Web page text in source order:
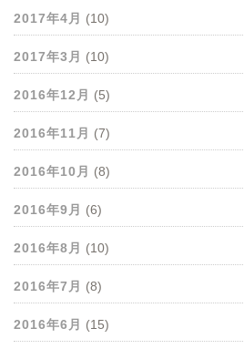
2017年4月 (10)
2017年3月 (10)
2016年12月 (5)
2016年11月 (7)
2016年10月 (8)
2016年9月 (6)
2016年8月 (10)
2016年7月 (8)
2016年6月 (15)